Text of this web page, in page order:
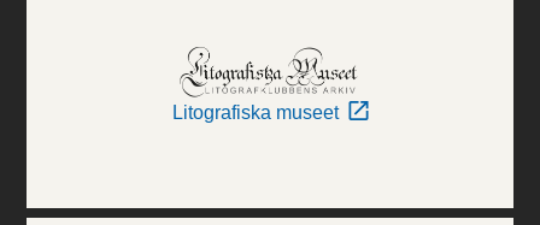
Litografiska museet